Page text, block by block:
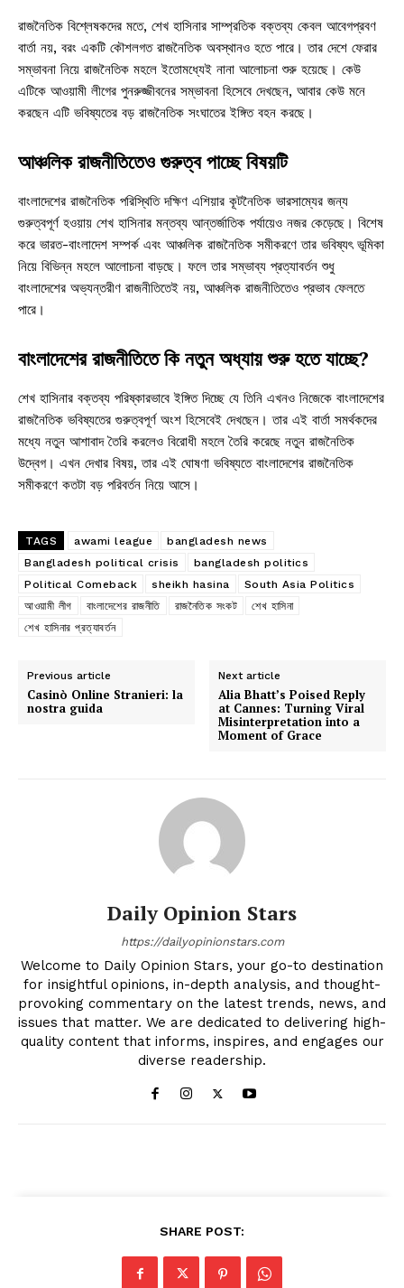
রাজনৈতিক বিশ্লেষকদের মতে, শেখ হাসিনার সাম্প্রতিক বক্তব্য কেবল আবেগপ্রবণ
বার্তা নয়, বরং একটি কৌশলগত রাজনৈতিক অবস্থানও হতে পারে। তার দেশে ফেরার
সম্ভাবনা নিয়ে রাজনৈতিক মহলে ইতোমধ্যেই নানা আলোচনা শুরু হয়েছে। কেউ
এটিকে আওয়ামী লীগের পুনরুজ্জীবনের সম্ভাবনা হিসেবে দেখছেন, আবার কেউ মনে
করছেন এটি ভবিষ্যতের বড় রাজনৈতিক সংঘাতের ইঙ্গিত বহন করছে।
আঞ্চলিক রাজনীতিতেও গুরুত্ব পাচ্ছে বিষয়টি
বাংলাদেশের রাজনৈতিক পরিস্থিতি দক্ষিণ এশিয়ার কূটনৈতিক ভারসাম্যের জন্য
গুরুত্বপূর্ণ হওয়ায় শেখ হাসিনার মন্তব্য আন্তর্জাতিক পর্যায়েও নজর কেড়েছে। বিশেষ
করে ভারত-বাংলাদেশ সম্পর্ক এবং আঞ্চলিক রাজনৈতিক সমীকরণে তার ভবিষ্যৎ ভূমিকা
নিয়ে বিভিন্ন মহলে আলোচনা বাড়ছে। ফলে তার সম্ভাব্য প্রত্যাবর্তন শুধু
বাংলাদেশের অভ্যন্তরীণ রাজনীতিতেই নয়, আঞ্চলিক রাজনীতিতেও প্রভাব ফেলতে
পারে।
বাংলাদেশের রাজনীতিতে কি নতুন অধ্যায় শুরু হতে যাচ্ছে?
শেখ হাসিনার বক্তব্য পরিষ্কারভাবে ইঙ্গিত দিচ্ছে যে তিনি এখনও নিজেকে বাংলাদেশের
রাজনৈতিক ভবিষ্যতের গুরুত্বপূর্ণ অংশ হিসেবেই দেখছেন। তার এই বার্তা সমর্থকদের
মধ্যে নতুন আশাবাদ তৈরি করলেও বিরোধী মহলে তৈরি করেছে নতুন রাজনৈতিক
উদ্বেগ। এখন দেখার বিষয়, তার এই ঘোষণা ভবিষ্যতে বাংলাদেশের রাজনৈতিক
সমীকরণে কতটা বড় পরিবর্তন নিয়ে আসে।
TAGS awami league
bangladesh news
Bangladesh political crisis
bangladesh politics
Political Comeback
sheikh hasina
South Asia Politics
আওয়ামী লীগ
বাংলাদেশের রাজনীতি রাজনৈতিক সংকট
শেখ হাসিনা
শেখ হাসিনার প্রত্যাবর্তন
Previous article
Casinò Online Stranieri: la
nostra guida
Next article
Alia Bhatt’s Poised Reply
at Cannes: Turning Viral
Misinterpretation into a
Moment of Grace
Daily Opinion Stars
https://dailyopinionstars.com
Welcome to Daily Opinion Stars, your go-to destination
for insightful opinions, in-depth analysis, and thought-
provoking commentary on the latest trends, news, and
issues that matter. We are dedicated to delivering high-
quality content that informs, inspires, and engages our
diverse readership.
SHARE POST: